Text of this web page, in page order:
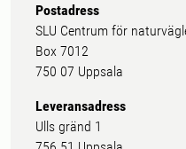
Postadress
SLU Centrum för
Box 7012
750 07 Uppsala
Leveransadress
Ulls gränd 1